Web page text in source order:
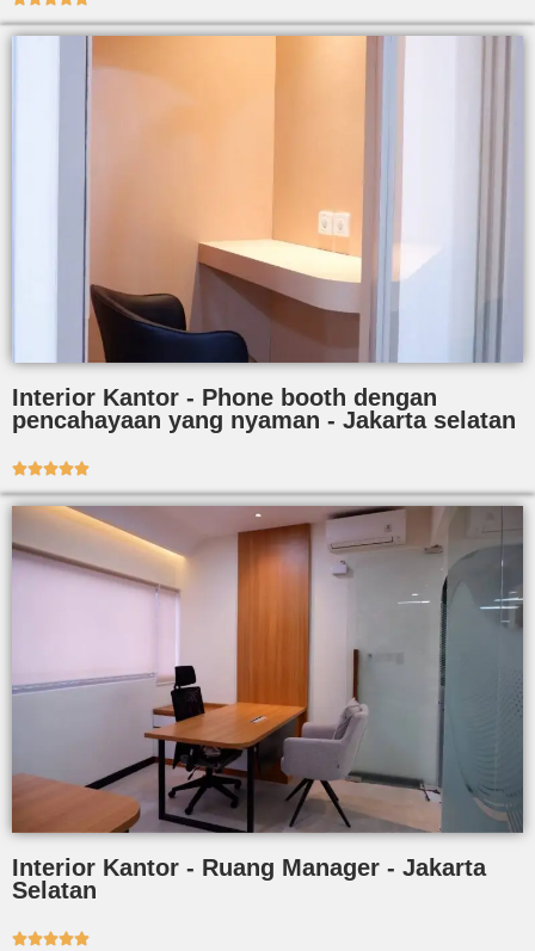
Interior Kantor - Phone booth dengan
pencahayaan yang nyaman - Jakarta selatan

Interior Kantor - Ruang Manager - Jakarta
Selatan
